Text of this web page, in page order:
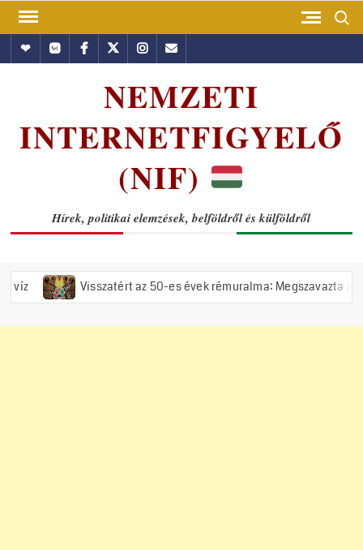
Skip
contentHundubVkontakte
Facebook
TwitterInstagram
Email
NEMZETI
INTERNETFIGYELŐ
(NIF)
Hírek, politikai elemzések, belföldről és külföldről
Visszatért az 50-es évek rémuralma: Megszavazta az